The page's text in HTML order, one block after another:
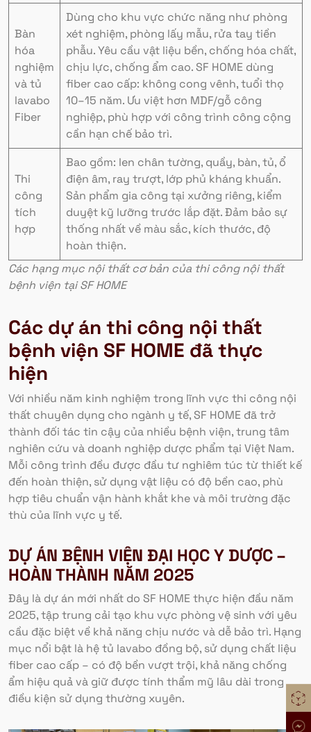
Bàn
hóa
nghiệm
và tủ
lavabo
Fiber
Dùng cho khu vực chức năng như phòng
xét nghiệm, phòng lấy mẫu, rửa tay tiền
phẫu. Yêu cầu vật liệu bền, chống hóa chất,
chịu lực, chống ẩm cao. SF HOME dùng
fiber cao cấp: không cong vênh, tuổi thọ
10–15 năm. Ưu việt hơn MDF/gỗ công
nghiệp, phù hợp với công trình công cộng
cần hạn chế bảo trì.
Thi
công
tích
hợp
Bao gồm: len chân tường, quầy, bàn, tủ, ổ
điện âm, ray trượt, lớp phủ kháng khuẩn.
Sản phẩm gia công tại xưởng riêng, kiểm
duyệt kỹ lưỡng trước lắp đặt. Đảm bảo sự
thống nhất về màu sắc, kích thước, độ
hoàn thiện.
Các hạng mục nội thất cơ bản của thi công nội thất
bệnh viện tại SF HOME
Các dự án thi công nội thất
bệnh viện SF HOME đã thực
hiện
Với nhiều năm kinh nghiệm trong lĩnh vực thi công nội
thất chuyên dụng cho ngành y tế, SF HOME đã trở
thành đối tác tin cậy của nhiều bệnh viện, trung tâm
nghiên cứu và doanh nghiệp dược phẩm tại Việt Nam.
Mỗi công trình đều được đầu tư nghiêm túc từ thiết kế
đến hoàn thiện, sử dụng vật liệu có độ bền cao, phù
hợp tiêu chuẩn vận hành khắt khe và môi trường đặc
thù của lĩnh vực y tế.
DỰ ÁN BỆNH VIỆN ĐẠI HỌC Y DƯỢC –
HOÀN THÀNH NĂM 2025
Đây là dự án mới nhất do SF HOME thực hiện đầu năm
2025, tập trung cải tạo khu vực phòng vệ sinh với yêu
cầu đặc biệt về khả năng chịu nước và dễ bảo trì. Hạng
mục nổi bật là hệ tủ lavabo đồng bộ, sử dụng chất liệu
fiber cao cấp – có độ bền vượt trội, khả năng chống
ẩm hiệu quả và giữ được tính thẩm mỹ lâu dài trong
điều kiện sử dụng thường xuyên.